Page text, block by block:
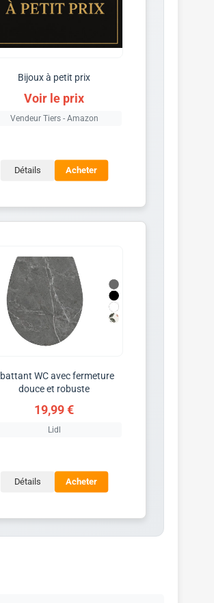
Bijoux à petit prix
Voir le prix
Vendeur Tiers - Amazon
Détails Acheter
WC avec fermeture
douce et robuste
19,99 €
Lidl
Détails Acheter